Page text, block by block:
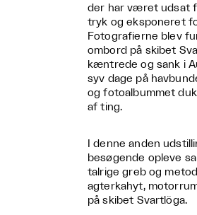
der har været udsat
tryk og eksponeret
Fotografierne blev
ombord på skibet
kæntrede og sank i
syv dage på
og fotoalbummet
af ting.
I denne anden
besøgende opleve
talrige greb og
agterkahyt,
på skibet Svartlöga.